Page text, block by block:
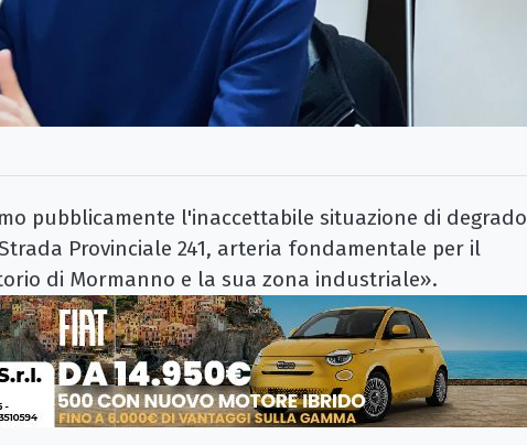
pubblicamente l'inaccettabile situazione di degrado
Provinciale 241, arteria fondamentale per il
di Mormanno e la sua zona industriale».